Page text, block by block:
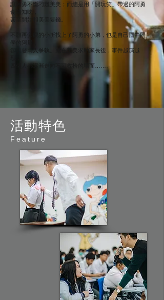
讓阿勇不斷刁難美美；而總是用「開玩笑」帶過的阿勇
食髓知味
甚至開始和美美要錢。
不願再旁觀的小忻找上了阿勇的小弟，也是自己國中同
卻引發兩人爭執。就在美美求助家長後，事件越演越
四個人都逐漸走向不可收拾的場面……。
​活動特色
Feature